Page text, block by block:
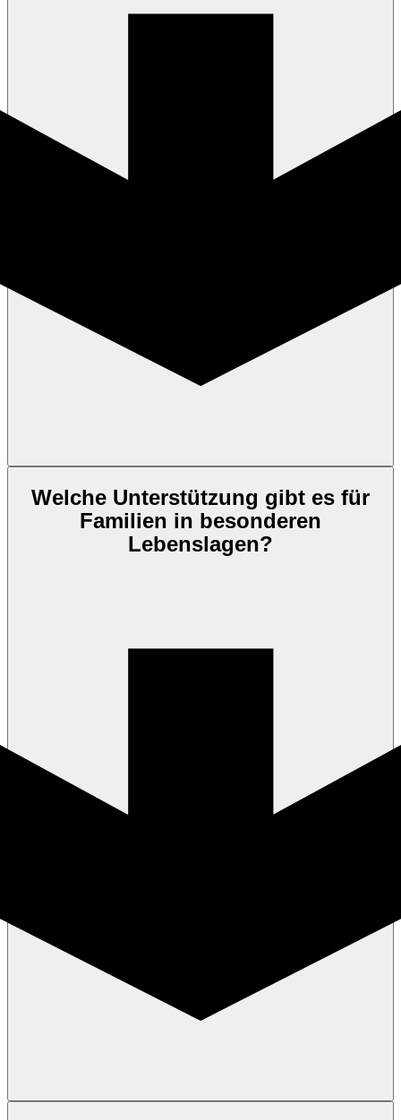
Welche Unterstützung gibt es für
Familien in besonderen
Lebenslagen?